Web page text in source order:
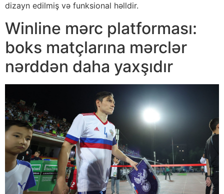
dizayn edilmiş və funksional həlldir.
Winline mərc platforması:
boks matçlarına mərclər
nərddən daha yaxşıdır